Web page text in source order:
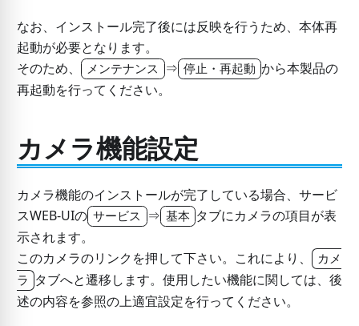
なお、インストール完了後には反映を行うため、本体再
起動が必要となります。
そのため、
メンテナンス ⇒ 停止・再起動 から本製品の
再起動を行ってください。
カメラ機能設定
カメラ機能のインストールが完了している場合、サービ
スWEB-UIの サービス ⇒ 基本 タブにカメラの項目が表
示されます。
このカメラのリンクを押して下さい。これにより、
カメ
ラ
タブへと遷移します。使用したい機能に関しては、後
述の内容を参照の上適宜設定を行ってください。